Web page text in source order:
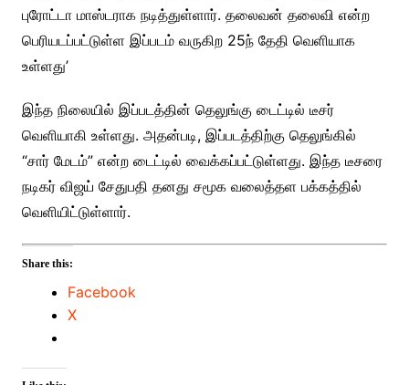
புரோட்டா மாஸ்டராக நடித்துள்ளார். தலைவன் தலைவி என்ற
பெரியடப்பட்டுள்ள இப்படம் வருகிற 25ந் தேதி வெளியாக
உள்ளது’
இந்த நிலையில் இப்படத்தின் தெலுங்கு டைட்டில் டீசர்
வெளியாகி உள்ளது. அதன்படி, இப்படத்திற்கு தெலுங்கில்
“சார் மேடம்” என்ற டைட்டில் வைக்கப்பட்டுள்ளது. இந்த டீசரை
நடிகர் விஜய் சேதுபதி தனது சமூக வலைத்தள பக்கத்தில்
வெளியிட்டுள்ளார்.
Share this:
Facebook
X